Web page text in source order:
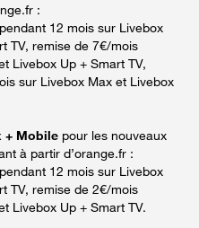
:
12 mois sur Livebox
TV, remise de 7€/mois
Livebox Up + Smart TV,
sur Livebox Max et Livebox
+ Mobile pour les nouveaux
à partir d’orange.fr :
12 mois sur Livebox
TV, remise de 2€/mois
Livebox Up + Smart TV.